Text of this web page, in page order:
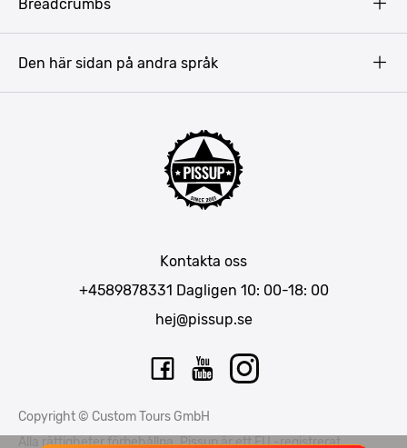
Breadcrumbs
Kontakta oss
+4589878331 Dagligen 10: 00-18: 00
hej@pissup.se
Den här sidan på andra språk
Copyright © Custom Tours GmbH
Alla rättigheter förbehållna. Pissup är ett EU -registrerat